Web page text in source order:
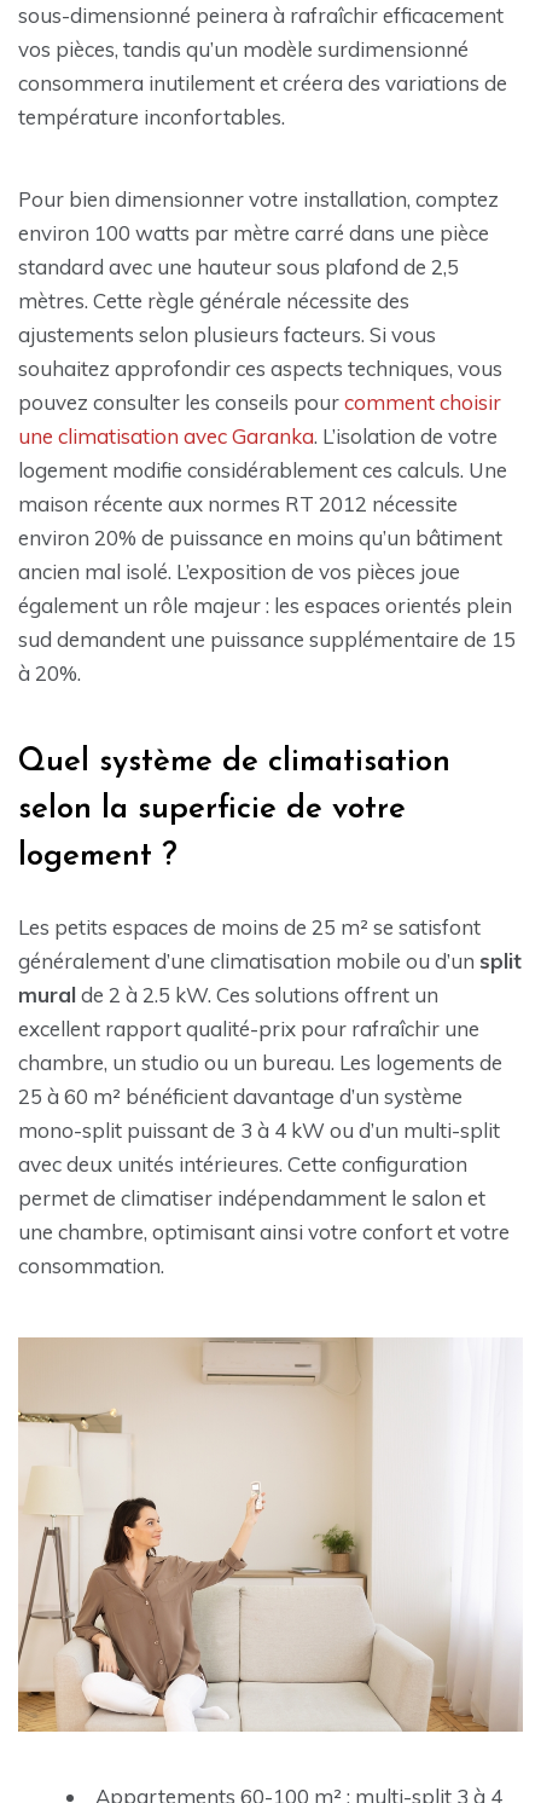
sous-dimensionné peinera à rafraîchir efficacement
vos pièces, tandis qu’un modèle surdimensionné
consommera inutilement et créera des variations de
température inconfortables.
Pour bien dimensionner votre installation, comptez
environ 100 watts par mètre carré dans une pièce
standard avec une hauteur sous plafond de 2,5
mètres. Cette règle générale nécessite des
ajustements selon plusieurs facteurs. Si vous
souhaitez approfondir ces aspects techniques, vous
pouvez consulter les conseils pourcomment choisir
une climatisation avec Garanka. L’isolation de votre
logement modifie considérablement ces calculs. Une
maison récente aux normes RT 2012 nécessite
environ 20% de puissance en moins qu’un bâtiment
ancien mal isolé. L’exposition de vos pièces joue
également un rôle majeur : les espaces orientés plein
sud demandent une puissance supplémentaire de 15
à 20%.
Quel système de climatisation
selon la superficie de votre
logement ?
Les petits espaces de moins de 25 m² se satisfont
généralement d’une climatisation mobile ou d’un split
mural de 2 à 2.5 kW. Ces solutions offrent un
excellent rapport qualité-prix pour rafraîchir une
chambre, un studio ou un bureau. Les logements de
25 à 60 m² bénéficient davantage d’un système
mono-split puissant de 3 à 4 kW ou d’un multi-split
avec deux unités intérieures. Cette configuration
permet de climatiser indépendamment le salon et
une chambre, optimisant ainsi votre confort et votre
consommation.
Appartements 60-100 m² : multi-split 3 à 4